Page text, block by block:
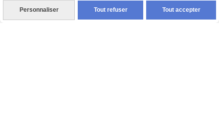
Rejoignez-nous
Personnaliser Tout refuser Tout accepter